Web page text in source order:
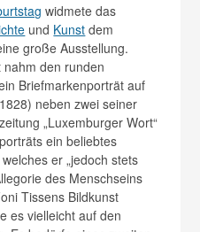
widmete das
und Kunst dem
große Ausstellung.
den runden
Briefmarkenporträt auf
neben zwei seiner
„Luxemburger Wort“
ein beliebtes
er „jedoch stets
des Menschseins
Tissens Bildkunst
es vielleicht auf den